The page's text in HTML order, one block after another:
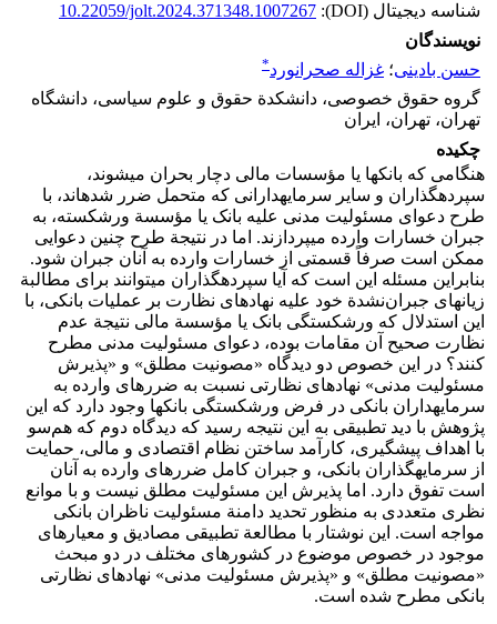
شناسه دیجیتال (DOI):
10.22059/jolt.2024.371348.1007267
نویسندگان
حسن بادینی؛ غزاله صحرانورد*
گروه حقوق خصوصی، دانشکدة حقوق و علوم سیاسی، دانشگاه
تهران، تهران، ایران
چکیده
هنگامی که بانک‏ها یا مؤسسات ‏مالی دچار بحران‏‏ می‏شوند،
سپرده‏گذاران و سایر سرمایه‏دارانی که متحمل ضرر شده‏اند، با
طرح دعوای مسئولیت مدنی علیه بانک یا مؤسسة ورشکسته، به
جبران خسارات‏ وارده می‏پردازند. اما در نتیجة طرح چنین دعوایی
ممکن است صرفاً قسمتی از خسارات وارده به آنان جبران شود.
بنابراین مسئله این است که آیا سپرده‏گذاران می‏توانند برای مطالبة
زیان‏های جبران‌نشدة خود علیه نهادهای نظارت بر عملیات بانکی، با
این استدلال که ورشکستگی بانک یا مؤسسة مالی نتیجة عدم
نظارت صحیح آن مقامات بوده، دعوای مسئولیت مدنی مطرح
کنند؟ در این خصوص دو دیدگاه «مصونیت مطلق» و «پذیرش
مسئولیت مدنی» نهادهای نظارتی نسبت به ضررهای وارده به
سرمایه‏داران بانکی در فرض ورشکستگی بانک‏ها وجود دارد که این
پژوهش با دید تطبیقی به این نتیجه رسید که دیدگاه دوم که هم‌سو
با اهداف پیشگیری، کارآمد ساختن نظام اقتصادی و مالی، حمایت
از سرمایه‏گذاران‏ بانکی، و جبران کامل ضررهای وارده به آنان
است تفوق دارد. اما پذیرش این مسئولیت مطلق نیست و با موانع
نظری متعددی به منظور تحدید دامنة مسئولیت ناظران بانکی
مواجه است. این نوشتار با مطالعة تطبیقی مصادیق و معیارهای
موجود در خصوص موضوع در کشورهای مختلف در دو مبحث
«مصونیت مطلق» و «پذیرش مسئولیت مدنی» نهادهای نظارتی
بانکی مطرح شده است.